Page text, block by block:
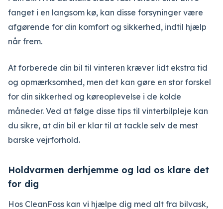
fanget i en langsom kø, kan disse forsyninger være
afgørende for din komfort og sikkerhed, indtil hjælp
når frem.
At forberede din bil til vinteren kræver lidt ekstra tid
og opmærksomhed, men det kan gøre en stor forskel
for din sikkerhed og køreoplevelse i de kolde
måneder. Ved at følge disse tips til vinterbilpleje kan
du sikre, at din bil er klar til at tackle selv de mest
barske vejrforhold.
Holdvarmen derhjemme og lad os klare det
for dig
Hos CleanFoss kan vi hjælpe dig med alt fra bilvask,